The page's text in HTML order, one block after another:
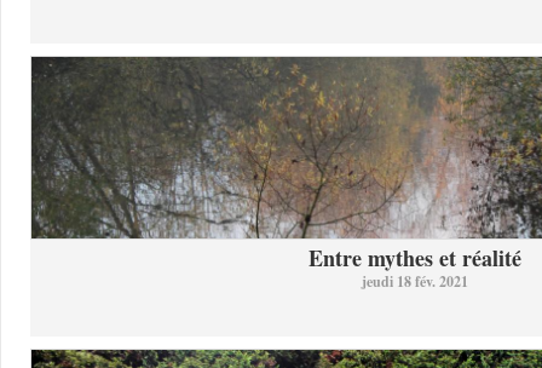
Entre mythes et réalité
jeudi 18 fév. 2021